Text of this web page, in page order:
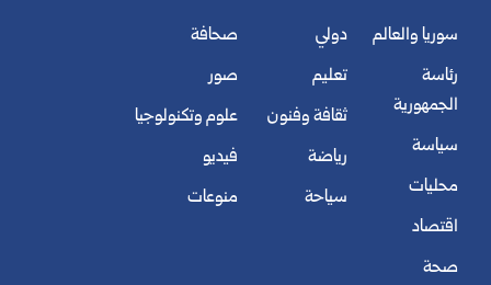
سوريا والعالم
رئاسة
الجمهورية
سياسة
محليات
اقتصاد
صحة
دولي
تعليم
ثقافة وفنون
رياضة
سياحة
صحافة
صور
علوم وتكنولوجيا
فيديو
منوعات